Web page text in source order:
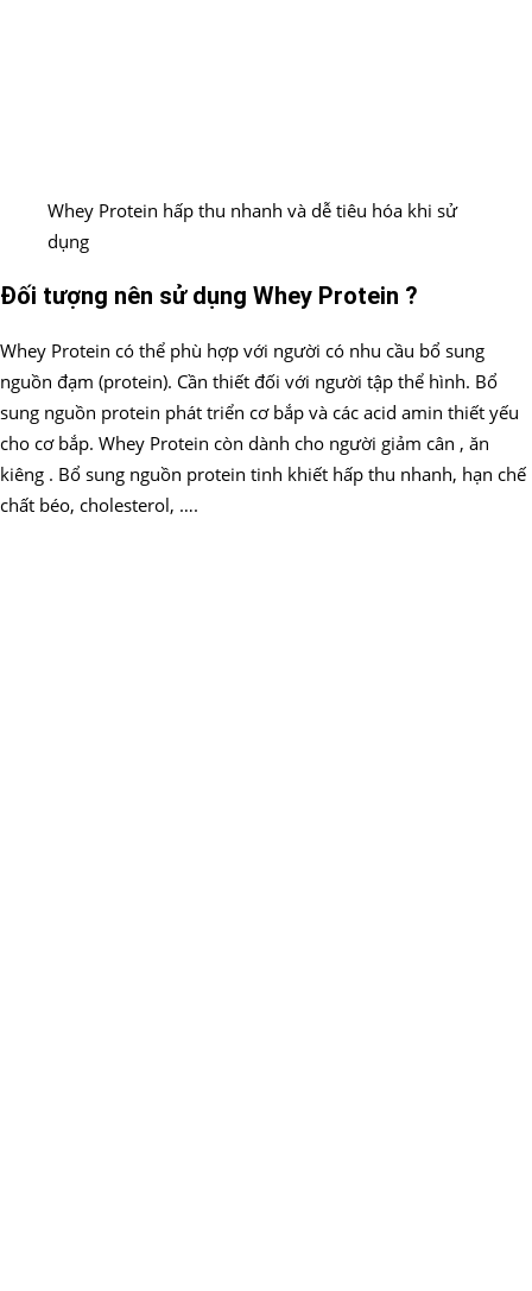
Whey Protein hấp thu nhanh và dễ tiêu hóa khi sử
dụng
Đối tượng nên sử dụng Whey Protein ?
Whey Protein có thể phù hợp với người có nhu cầu bổ sung
nguồn đạm (protein). Cần thiết đối với người tập thể hình. Bổ
sung nguồn protein phát triển cơ bắp và các acid amin thiết yếu
cho cơ bắp. Whey Protein còn dành cho người giảm cân , ăn
kiêng . Bổ sung nguồn protein tinh khiết hấp thu nhanh, hạn chế
chất béo, cholesterol, ….